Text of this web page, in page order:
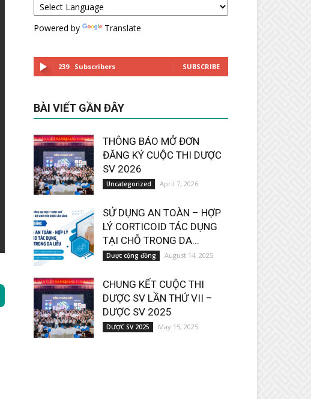
Powered by Translate
239 Subscribers SUBSCRIBE
BÀI VIẾT GẦN ĐÂY
THÔNG BÁO MỞ ĐƠN
ĐĂNG KÝ CUỘC THI DƯỢC
SV 2026
Uncategorized April 7, 2026
SỬ DỤNG AN TOÀN – HỢP
LÝ CORTICOID TÁC DỤNG
TẠI CHỖ TRONG DA...
Dược cộng đồng August 14, 2025
CHUNG KẾT CUỘC THI
DƯỢC SV LẦN THỨ VII –
DƯỢC SV 2025
DƯỢC SV 2025 May 15, 2025